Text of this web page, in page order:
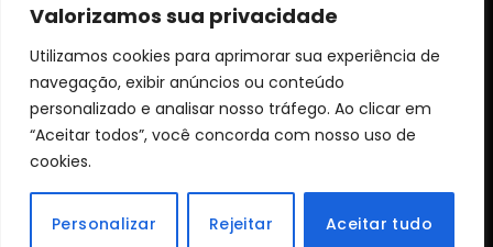
Valorizamos sua privacidade
Utilizamos cookies para aprimorar sua experiência de
navegação, exibir anúncios ou conteúdo
personalizado e analisar nosso tráfego. Ao clicar em
“Aceitar todos”, você concorda com nosso uso de
cookies.
Personalizar Rejeitar Aceitar tudo
(Twitter)
SOBRE NÓS
POLITICA DE PRIVACIDADE
TERMOS DE USO
© 2026 Aprender Dicas